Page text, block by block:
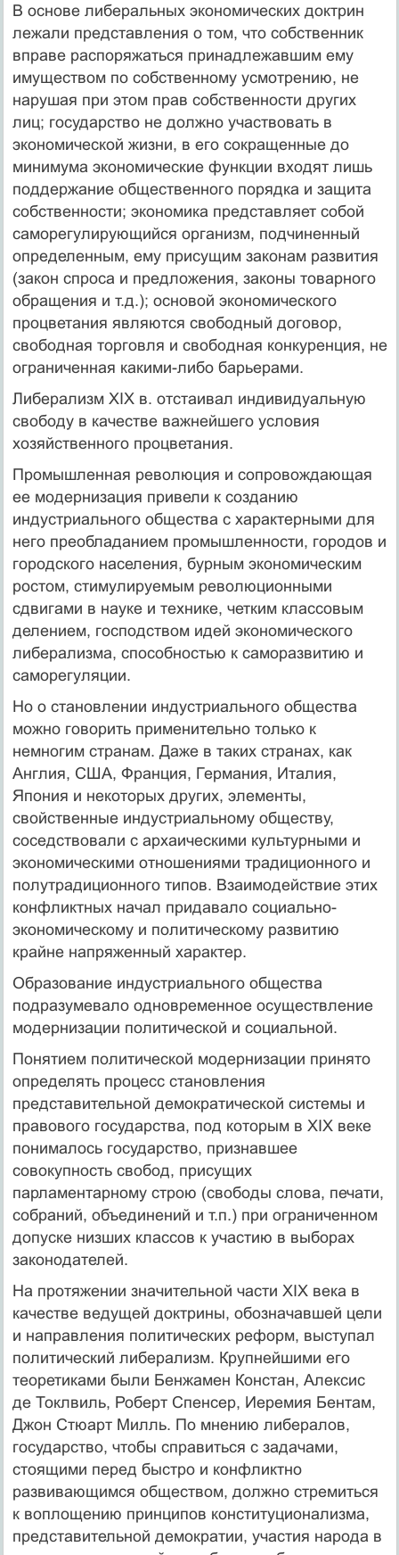
В основе либеральных экономических доктрин
лежали представления о том, что собственник
вправе распоряжаться принадлежавшим ему
имуществом по собственному усмотрению, не
нарушая при этом прав собственности других
лиц; государство не должно участвовать в
экономической жизни, в его сокращенные до
минимума экономические функции входят лишь
поддержание общественного порядка и защита
собственности; экономика представляет собой
саморегулирующийся организм, подчиненный
определенным, ему присущим законам развития
(закон спроса и предложения, законы товарного
обращения и т.д.); основой экономического
процветания являются свободный договор,
свободная торговля и свободная конкуренция, не
ограниченная какими-либо барьерами.
Либерализм XIX в. отстаивал индивидуальную
свободу в качестве важнейшего условия
хозяйственного процветания.
Промышленная революция и сопровождающая
ее модернизация привели к созданию
индустриального общества с характерными для
него преобладанием промышленности, городов и
городского населения, бурным экономическим
ростом, стимулируемым революционными
сдвигами в науке и технике, четким классовым
делением, господством идей экономического
либерализма, способностью к саморазвитию и
саморегуляции.
Но о становлении индустриального общества
можно говорить применительно только к
немногим странам. Даже в таких странах, как
Англия, США, Франция, Германия, Италия,
Япония и некоторых других, элементы,
свойственные индустриальному обществу,
соседствовали с архаическими культурными и
экономическими отношениями традиционного и
полутрадиционного типов. Взаимодействие этих
конфликтных начал придавало социально-
экономическому и политическому развитию
крайне напряженный характер.
Образование индустриального общества
подразумевало одновременное осуществление
модернизации политической и социальной.
Понятием политической модернизации принято
определять процесс становления
представительной демократической системы и
правового государства, под которым в XIX веке
понималось государство, признавшее
совокупность свобод, присущих
парламентарному строю (свободы слова, печати,
собраний, объединений и т.п.) при ограниченном
допуске низших классов к участию в выборах
законодателей.
На протяжении значительной части XIX века в
качестве ведущей доктрины, обозначавшей цели
и направления политических реформ, выступал
политический либерализм. Крупнейшими его
теоретиками были Бенжамен Констан, Алексис
де Токлвиль, Роберт Спенсер, Иеремия Бентам,
Джон Стюарт Милль. По мнению либералов,
государство, чтобы справиться с задачами,
стоящими перед быстро и конфликтно
развивающимся обществом, должно стремиться
к воплощению принципов конституционализма,
представительной демократии, участия народа в